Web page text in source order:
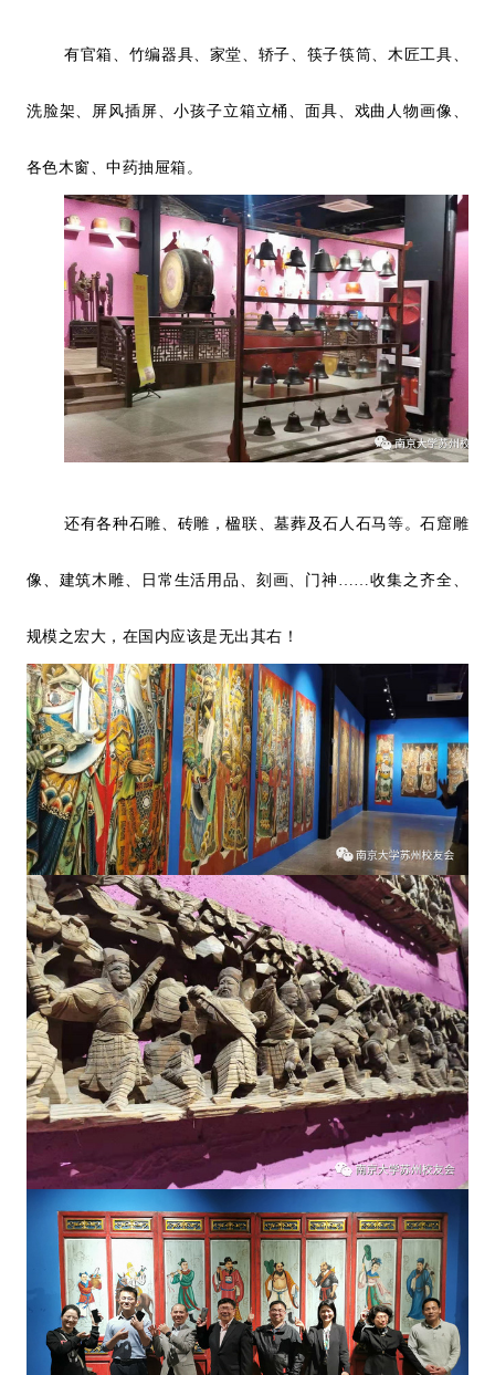
有官箱、竹编器具、家堂、轿子、筷子筷筒、木匠工具、
洗脸架、屏风插屏 、小孩子立箱立桶、面具、戏曲人物画像、
各色木窗、中药抽屉箱。
还有各种石雕、砖雕，楹联、墓葬及石人石马等。石窟雕
像、建筑木雕、日常生活用品、刻画、门神……收集之齐全、
规模之宏大，在国内应该是无出其右！